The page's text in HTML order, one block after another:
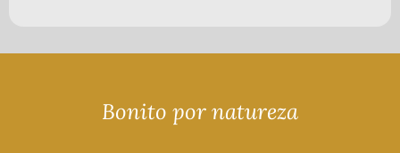
Bonito por natureza